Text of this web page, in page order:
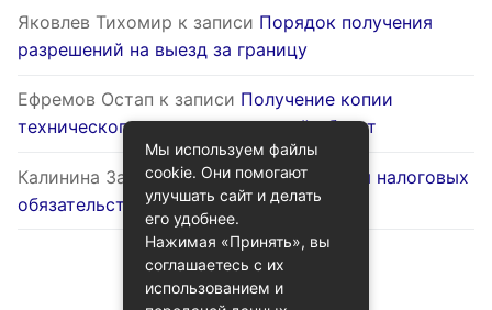
Яковлев Тихомир к записи Порядок получения
разрешений на выезд за границу
Ефремов Остап к записи Получение копии
технического паспорта на жилой объект
Калинина Залинак записиОптимизация налоговых
обязательств через госуслуги
Мы используем файлы
cookie. Они помогают
улучшать сайт и делать
его удобнее.
Нажимая «Принять», вы
соглашаетесь с их
использованием и